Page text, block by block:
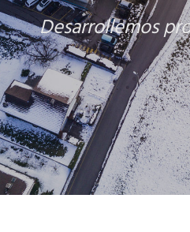
Desarrollemos